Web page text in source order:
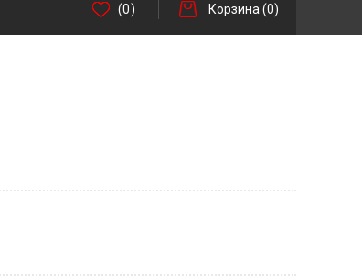
(0) Корзина(0)